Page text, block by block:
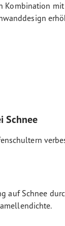
Kombination
Schnee
auf Schnee